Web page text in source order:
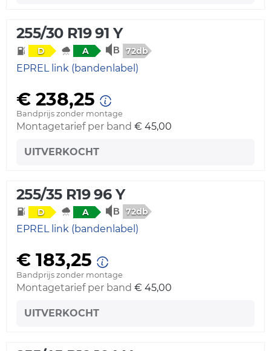
255/30 R19 91 Y
D A 72db
EPREL link (bandenlabel)
€ 238,25
Bandprijs zonder montage
Montagetarief per band € 45,00
UITVERKOCHT
255/35 R19 96 Y
D A 72db
EPREL link (bandenlabel)
€ 183,25
Bandprijs zonder montage
Montagetarief per band € 45,00
UITVERKOCHT